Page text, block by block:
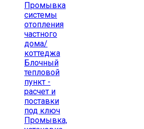
Промывка
системы
отопления
частного
дома/
коттеджа
Блочный
тепловой
пункт -
расчет и
поставки
под ключ
Промывка,